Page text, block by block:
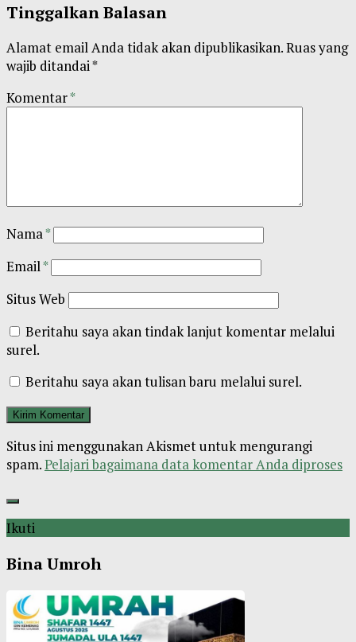
Tinggalkan Balasan
Alamat email Anda tidak akan dipublikasikan.Ruas yang
wajib ditandai*
Komentar*
Nama*
Email*
Situs Web
Beritahu saya akan tindak lanjut komentar melalui
surel.
Beritahu saya akan tulisan baru melalui surel.
Situs ini menggunakan Akismet untuk mengurangi
spam.Pelajari bagaimana data komentar Anda diproses
Ikuti
Bina Umroh